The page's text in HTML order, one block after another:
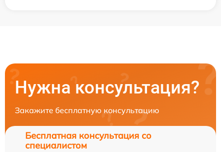
Нужна консультация?
Закажите бесплатную консультацию
Бесплатная консультация со
специалистом